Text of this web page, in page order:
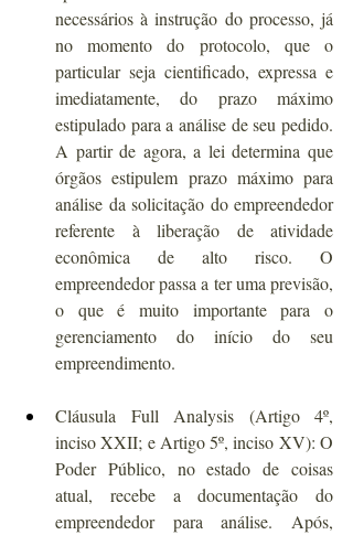
necessários à instrução do processo, já
no momento do protocolo, que o
particular seja cientificado, expressa e
imediatamente, do prazo máximo
estipulado para a análise de seu pedido.
A partir de agora, a lei determina que
órgãos estipulem prazo máximo para
análise da solicitação do empreendedor
referente à liberação de atividade
econômica de alto risco. O
empreendedor passa a ter uma previsão,
o que é muito importante para o
gerenciamento do início do seu
empreendimento.
Cláusula Full Analysis (Artigo 4º,
inciso XXII; e Artigo 5º, inciso XV): O
Poder Público, no estado de coisas
atual, recebe a documentação do
empreendedor para análise. Após,